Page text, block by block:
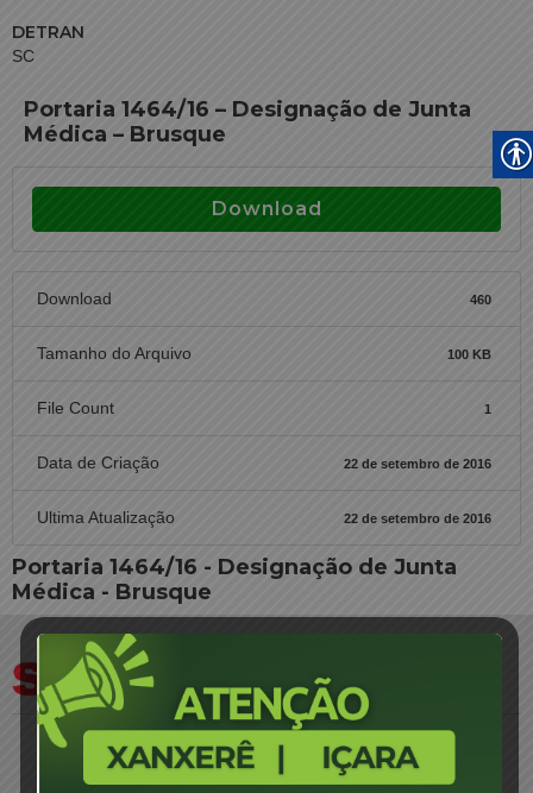
DETRAN
SC
Portaria 1464/16 – Designação de Junta
Médica – Brusque
Download
Download 460
Tamanho do Arquivo 100 KB
File Count 1
Data de Criação 22 de setembro de 2016
Ultima Atualização 22 de setembro de 2016
Portaria 1464/16 - Designação de Junta
Médica - Brusque